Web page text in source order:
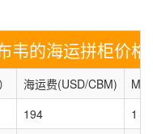
韦的海运拼柜价
海运费(USD/CBM)
MIN
194
1